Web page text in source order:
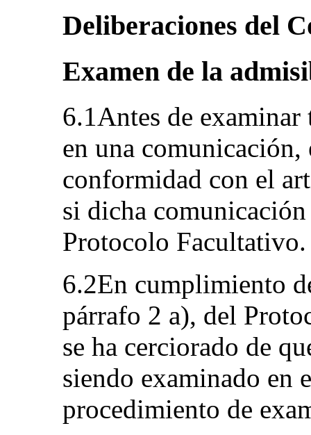
Deliberaciones del
Examen de la
6.1Antes de
en una
conformidad con el
si dicha
Protocolo Facultativo.
6.2En cumplimiento
párrafo 2 a), del
se ha cerciorado de
siendo examinado en
procedimiento de